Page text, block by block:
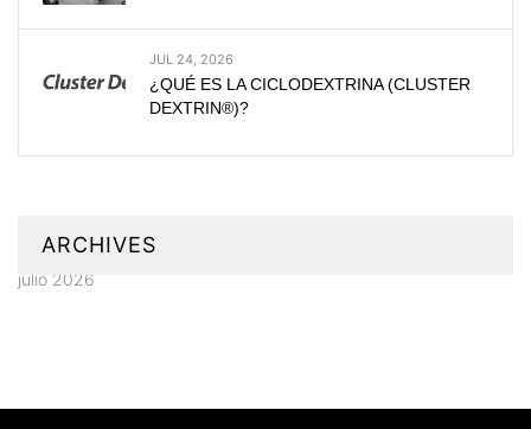
JUL 24, 2026
¿QUÉ ES LA CICLODEXTRINA (CLUSTER
DEXTRIN®)?
ARCHIVES
julio 2026